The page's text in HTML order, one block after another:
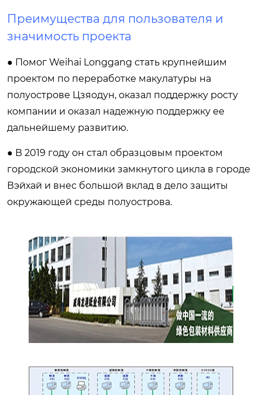
Преимущества для пользователя и
значимость проекта
● Помог Weihai Longgang стать крупнейшим
проектом по переработке макулатуры на
полуострове Цзяодун, оказал поддержку росту
компании и оказал надежную поддержку ее
дальнейшему развитию.
● В 2019 году он стал образцовым проектом
городской экономики замкнутого цикла в городе
Вэйхай и внес большой вклад в дело защиты
окружающей среды полуострова.